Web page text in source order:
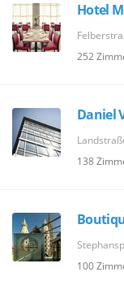
Hotel
252
Daniel
138
100